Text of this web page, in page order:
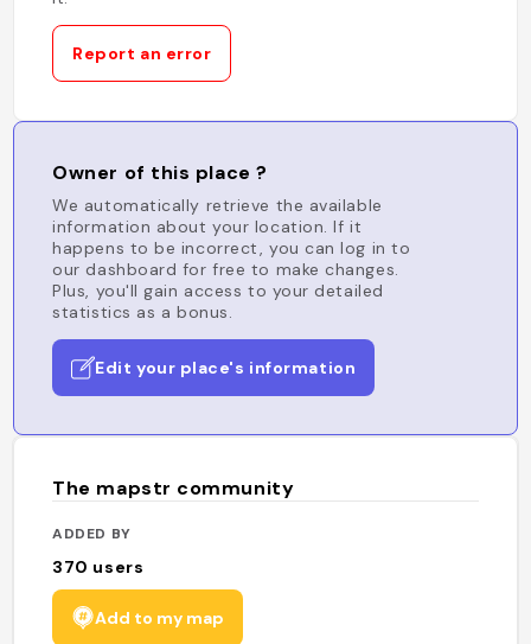
Report an error
Owner of this place ?
We automatically retrieve the available
information about your location. If it
happens to be incorrect, you can log in to
our dashboard for free to make changes.
Plus, you'll gain access to your detailed
statistics as a bonus.
Edit your place's information
The mapstr community
ADDED BY
370 users
Add to my map